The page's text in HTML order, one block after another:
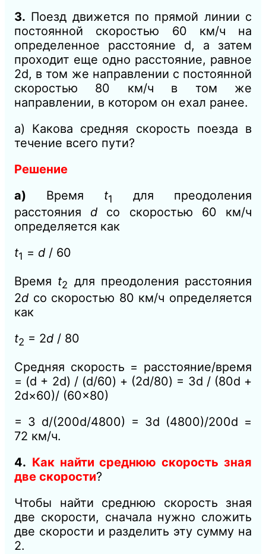
3. Поезд движется по прямой линии с
постоянной скоростью 60 км/ч на
определенное расстояние d, а затем
проходит еще одно расстояние, равное
2d, в том же направлении с постоянной
скоростью 80 км/ч в том же
направлении, в котором он ехал ранее.
а) Какова средняя скорость поезда в
течение всего пути?
Решение
а) Время t1
для преодоления
расстояния d со скоростью 60 км/ч
определяется как
t1 = d / 60
Время t2 для преодоления расстояния
2d со скоростью 80 км/ч определяется
как
t2 = 2d / 80
Средняя скорость = расстояние/время
= (d + 2d) / (d/60) + (2d/80) = 3d / (80d +
2d×60)/ (60×80)
= 3 d/(200d/4800) = 3d (4800)/200d =
72 км/ч.
4. Как найти среднюю скорость зная
две скорости?
Чтобы найти среднюю скорость зная
две скорости, сначала нужно сложить
две скорости и разделить эту сумму на
2.